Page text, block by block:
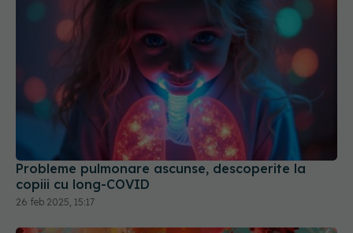
Probleme pulmonare ascunse, descoperite la
copiii cu long-COVID
26 feb 2025, 15:17